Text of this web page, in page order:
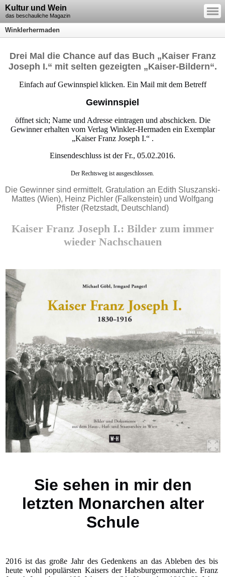
Kultur und Wein
das beschauliche Magazin
—
—
—
Winklerhermaden
Drei Mal die Chance auf das Buch „Kaiser Franz
Joseph I.“ mit selten gezeigten „Kaiser-Bildern“.
Einfach auf Gewinnspiel klicken. Ein Mail mit dem Betreff
Gewinnspiel
öffnet sich; Name und Adresse eintragen und abschicken. Die
Gewinner erhalten vom Verlag Winkler-Hermaden ein Exemplar
„Kaiser Franz Joseph I.“ .
Einsendeschluss ist der Fr., 05.02.2016.
Der Rechtsweg ist ausgeschlossen.
Die Gewinner sind ermittelt. Gratulation an Edith Sluszanski-
Mattes (Wien), Heinz Pichler (Falkenstein) und Wolfgang
Pfister (Retzstadt, Deutschland)
Kaiser Franz Joseph I.: Bilder zum immer
wieder Nachschauen
Sie sehen in mir den
letzten Monarchen alter
Schule
2016 ist das große Jahr des Gedenkens an das Ableben des bis
heute wohl populärsten Kaisers der Habsburgermonarchie. Franz